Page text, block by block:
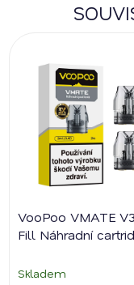
VooPoo VMATE
Fill Náhradní
Skladem